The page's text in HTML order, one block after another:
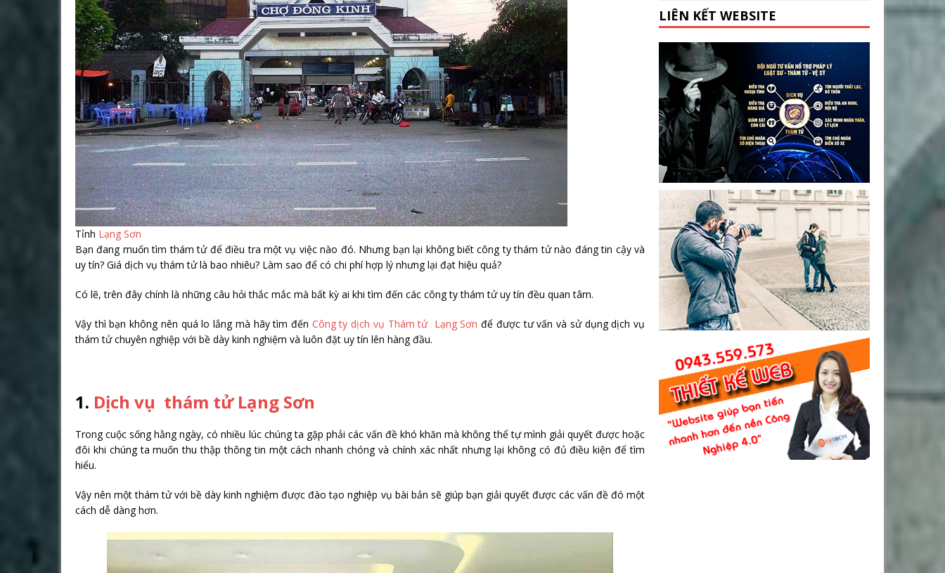
Tỉnh Lạng Sơn
Bạn đang muốn tìm thám tử để điều tra một vụ việc nào đó. Nhưng bạn lại không biết công ty thám tử nào đáng tin cậy và
uy tín? Giá dịch vụ thám tử là bao nhiêu? Làm sao để có chi phí hợp lý nhưng lại đạt hiệu quả?
Có lẽ, trên đây chính là những câu hỏi thắc mắc mà bất kỳ ai khi tìm đến các công ty thám tử uy tín đều quan tâm.
Vậy thì bạn không nên quá lo lắng mà hãy tìm đến Công ty dịch vụ Thám tử Lạng Sơn để được tư vấn và sử dụng dịch vụ
thám tử chuyên nghiệp với bề dày kinh nghiệm và luôn đặt uy tín lên hàng đầu.
1. Dịch vụ thám tử Lạng Sơn
Trong cuộc sống hằng ngày, có nhiều lúc chúng ta gặp phải các vấn đề khó khăn mà không thể tự mình giải quyết được hoặc
đôi khi chúng ta muốn thu thập thông tin một cách nhanh chóng và chính xác nhất nhưng lại không có đủ điều kiện để tìm
hiểu.
Vậy nên một thám tử với bề dày kinh nghiệm được đào tạo nghiệp vụ bài bản sẽ giúp bạn giải quyết được các vấn đề đó một
cách dễ dàng hơn.
LIÊN KẾT WEBSITE